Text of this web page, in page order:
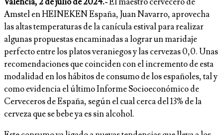
Valencia, 2 de julio de 2024.-El maestro cervecero de
Amstel en HEINEKEN España, Juan Navarro, aprovecha
las altas temperaturas de la canícula estival para realizar
algunas propuestas encaminadas a lograr un maridaje
perfecto entre los platos veraniegos y las cervezas 0,0. Unas
recomendaciones que coinciden con el incremento de esta
modalidad en los hábitos de consumo de los españoles, tal y
como evidencia el último Informe Socioeconómico de
Cerveceros de España, según el cual cerca del 13% de la
cerveza que se bebe ya es sin alcohol.